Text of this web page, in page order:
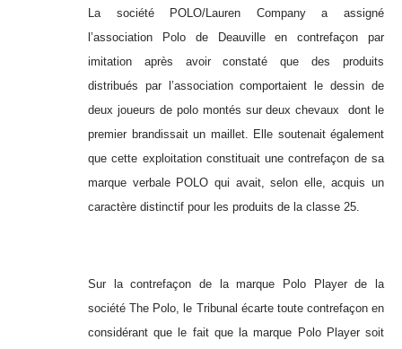
La société POLO/Lauren Company a assigné
l’association Polo de Deauville en contrefaçon par
imitation après avoir constaté que des produits
distribués par l’association comportaient le dessin de
deux joueurs de polo montés sur deux chevaux dont le
premier brandissait un maillet. Elle soutenait également
que cette exploitation constituait une contrefaçon de sa
marque verbale POLO qui avait, selon elle, acquis un
caractère distinctif pour les produits de la classe 25.
Sur la contrefaçon de la marque Polo Player de la
société The Polo, le Tribunal écarte toute contrefaçon en
considérant que le fait que la marque Polo Player soit